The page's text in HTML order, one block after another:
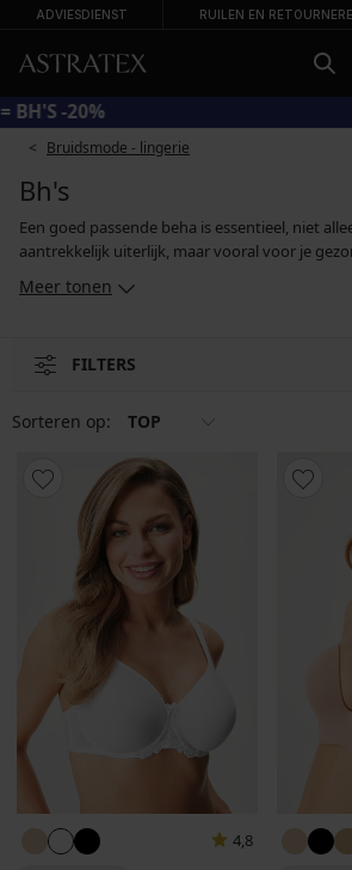
ADVIESDIENST RUILEN EN
Bruidsmode - lingerie
Bh's
Een goed passende beha is essentieel, niet
aantrekkelijk uiterlijk, maar vooral voor je
ideale beha combineert een comfortabele
niet-verstevigde modellen, romantische
Meer tonen
FILTERS
Sorteren op: TOP
4,8